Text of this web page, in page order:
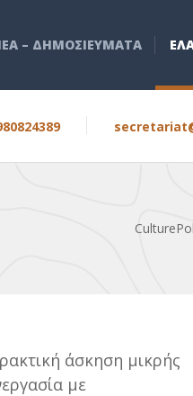
– ΔHMOΣΙΕΥΜΑΤΑ
άσκηση μικρής
με